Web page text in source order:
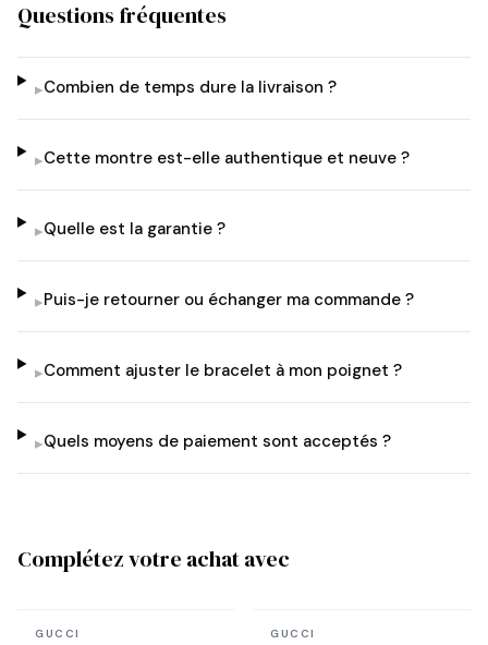
Questions fréquentes
▸Combien de temps dure la livraison ?
▸Cette montre est-elle authentique et neuve ?
▸Quelle est la garantie ?
▸Puis-je retourner ou échanger ma commande ?
▸Comment ajuster le bracelet à mon poignet ?
▸Quels moyens de paiement sont acceptés ?
Complétez votre achat avec
En stock
GUCCI En stock
GUCCI